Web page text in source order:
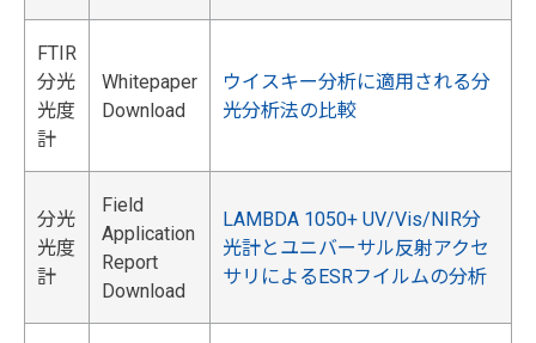
FTIR
分光
光度
計
Whitepaper
Download
ウイスキー分析に適用される分
光分析法の比較
分光
光度
計
Field
Application
Report
Download
LAMBDA 1050+ UV/Vis/NIR分
光計とユニバーサル反射アクセ
サリによるESRフイルムの分析